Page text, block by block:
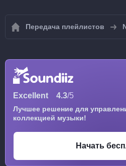
Передача плейлистов
Excellent 4.3/5
Лучшее решение для
коллекцией музыки!
Начать